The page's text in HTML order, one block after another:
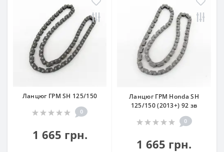
Ланцюг ГРМ SH 125/150
0
1 665 грн.
Ланцюг ГРМ Honda SH
125/150 (2013+) 92 зв
0
1 665 грн.